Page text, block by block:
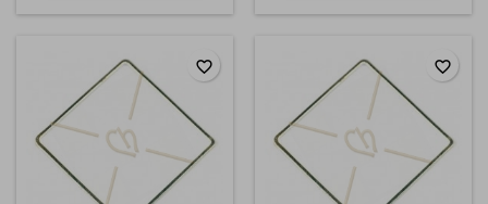
favorite_border favorite_border